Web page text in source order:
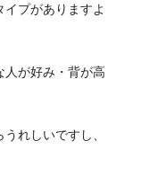
プがありますよ
人が好み・背が高
れしいですし、